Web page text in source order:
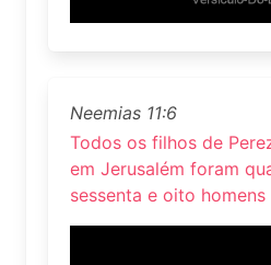
Neemias 11:6
Todos os filhos de
em Jerusalém foram
sessenta e oito homens